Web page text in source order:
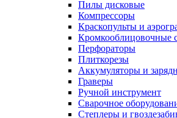
Пилы дисковые
Компрессоры
Краскопульты и
Кромкооблицовочные
Перфораторы
Плиткорезы
Аккумуляторы и
Граверы
Ручной инструмент
Сварочное
Степлеры и